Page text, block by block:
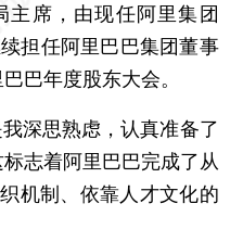
主席，由现任阿里集团
担任阿里巴巴集团董事
巴年度股东大会。
深思熟虑，认真准备了
志着阿里巴巴完成了从
机制、依靠人才文化的